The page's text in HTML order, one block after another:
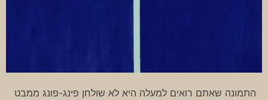
התמונה שאתם רואים למעלה היא לא שולחן פינג-פונג ממבט